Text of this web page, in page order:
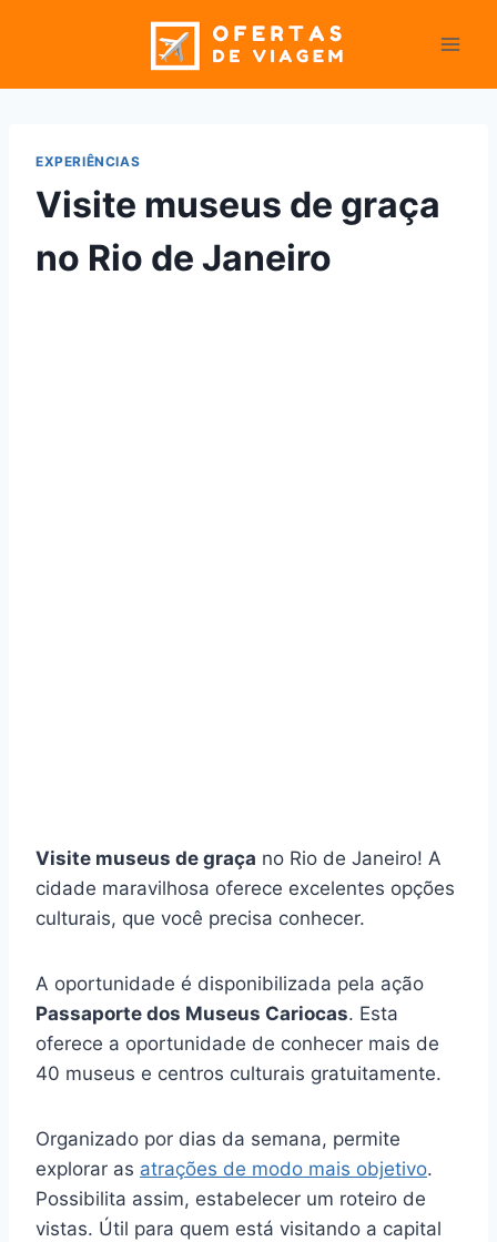
EXPERIÊNCIAS
Visite museus de graça
no Rio de Janeiro
Visite museus de graça no Rio de Janeiro! A
cidade maravilhosa oferece excelentes opções
culturais, que você precisa conhecer.
A oportunidade é disponibilizada pela ação
Passaporte dos Museus Cariocas. Esta
oferece a oportunidade de conhecer mais de
40 museus e centros culturais gratuitamente.
Organizado por dias da semana, permite
explorar as atrações de modo mais objetivo.
Possibilita assim, estabelecer um roteiro de
vistas. Útil para quem está visitando a capital